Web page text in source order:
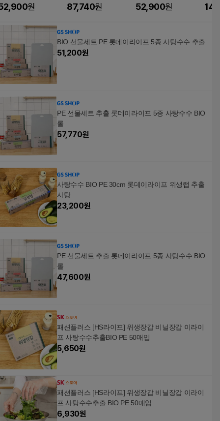
분, 1개 원
지맛, 45정, 4개
87,740원
네랄 프로, 30회분, 1개
52,900원
프로
BIO 선물세트 PE 롯데이라이프 5종 사탕수수 추출
51,200원
PE 선물세트 추출 롯데이라이프 5종 사탕수수 BIO
롤
57,770원
사탕수수 BIO PE 30cm 롯데이라이프 위생랩 추출
사탕
23,200원
PE 선물세트 추출 롯데이라이프 5종 사탕수수 BIO
롤
47,600원
패션플러스 [HS라이프] 위생장갑 비닐장갑 이라이
프 사탕수수추출BIO PE 50매입
5,650원
패션플러스 [HS라이프] 위생장갑 비닐장갑 이라이
프 사탕수수추출 BIO PE 50매입
6,930원